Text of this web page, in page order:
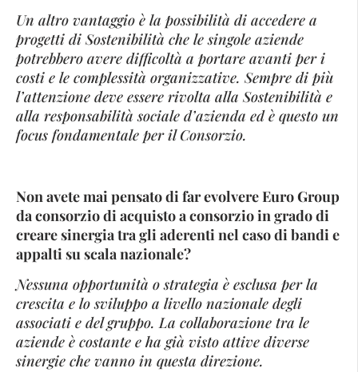
Un altro vantaggio è la possibilità di accedere a
progetti di Sostenibilità che le singole aziende
potrebbero avere difficoltà a portare avanti per i
costi e le complessità organizzative. Sempre di più
l’attenzione deve essere rivolta alla Sostenibilità e
alla responsabilità sociale d’azienda ed è questo un
focus fondamentale per il Consorzio.
Non avete mai pensato di far evolvere Euro Group
da consorzio di acquisto a consorzio in grado di
creare sinergia tra gli aderenti nel caso di bandi e
appalti su scala nazionale?
Nessuna opportunità o strategia è esclusa per la
crescita e lo sviluppo a livello nazionale degli
associati e del gruppo. La collaborazione tra le
aziende è costante e ha già visto attive diverse
sinergie che vanno in questa direzione.